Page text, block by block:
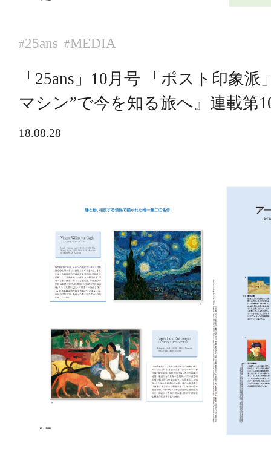
#25ans #MEDIA
「25ans」10月号 「ポスト印象
マシン”で今を知る旅へ』連載第
18.08.28